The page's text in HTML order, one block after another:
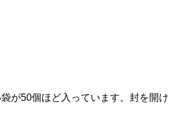
が50個ほど入っています。封を開け